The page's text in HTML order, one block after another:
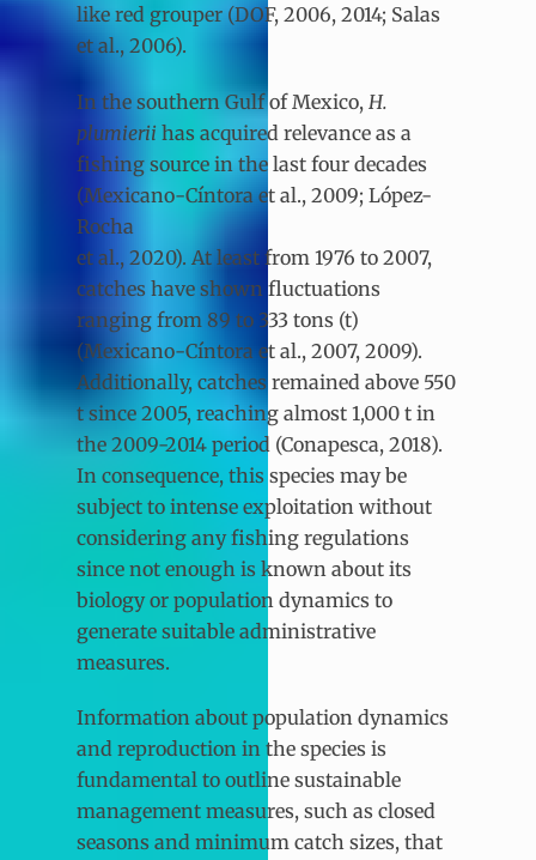
like red grouper (DOF, 2006, 2014; Salas
et al., 2006).
In the southern Gulf of Mexico, H.
plumierii has acquired relevance as a
fishing source in the last four decades
(Mexicano-Cíntora et al., 2009; López-
Rocha
et al., 2020). At least from 1976 to 2007,
catches have shown fluctuations
ranging from 89 to 333 tons (t)
(Mexicano-Cíntora et al., 2007, 2009).
Additionally, catches remained above 550
t since 2005, reaching almost 1,000 t in
the 2009-2014 period (Conapesca, 2018).
In consequence, this species may be
subject to intense exploitation without
considering any fishing regulations
since not enough is known about its
biology or population dynamics to
generate suitable administrative
measures.
Information about population dynamics
and reproduction in the species is
fundamental to outline sustainable
management measures, such as closed
seasons and minimum catch sizes, that